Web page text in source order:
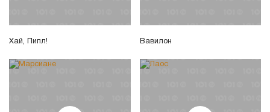
Хай, Пипл! Вавилон